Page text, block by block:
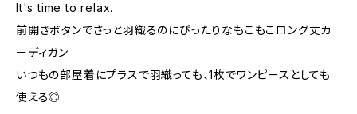
It's time to relax.
前開きボタンでさっと羽織るのにぴったりなもこもこロング丈カ
ーディガン
いつもの部屋着にプラスで羽織っても、1枚でワンピースとしても
使える◎